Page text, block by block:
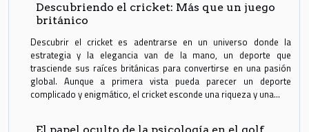
Descubriendo el cricket: Más que un juego
británico
Descubrir el cricket es adentrarse en un universo donde la
estrategia y la elegancia van de la mano, un deporte que
trasciende sus raíces británicas para convertirse en una pasión
global. Aunque a primera vista pueda parecer un deporte
complicado y enigmático, el cricket esconde una riqueza y una...